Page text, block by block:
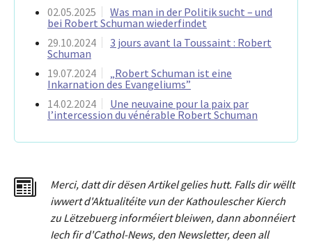
02.05.2025
Was man in der Politik sucht – und
bei Robert Schuman wiederfindet
29.10.2024
3 jours avant la Toussaint : Robert
Schuman
19.07.2024
„Robert Schuman ist eine
Inkarnation des Evangeliums”
14.02.2024
Une neuvaine pour la paix par
l’intercession du vénérable Robert Schuman
Merci, dattdir dësen Artikel gelies hutt. Falls dir wëllt
iwwert d'Aktualitéite vun der Kathoulescher Kierch
zu Lëtzebuerg informéiert bleiwen, dann abonnéiert
Iech fir d'Cathol-News, den Newsletter, deen all